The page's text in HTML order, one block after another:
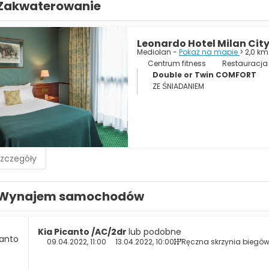
atrakcyjne skarby - a one naprawdę istnieją. Przebijając
kościoły i pałace, urokliwą dzielnicę Navigli, szykowną
zabytkach jak Duomo, czy o tym, że miasto jest imponującym
Mediolan nie ma sobie równych, jeśli chodzi o dobrą
Życie nocne zaczyna się zazwyczaj o 18:00; cieszenie się
po pracy, zanim wrócą do domu, jest raczej regułą niż
cenach, alternatywnego city breaku, czy okazji do zabawy na
Leonardo Hotel Milan
Mediolan - Pokaż na mapie > 2,0
Centrum fitness
Restauracja
Double or Twin COMFORT
ZE ŚNIADANIEM
samochodów
Kia Picanto /AC/2dr lub podobne
09.04.2022, 11:00 13.04.2022, 10:00 Ręczna skrzynia biegów